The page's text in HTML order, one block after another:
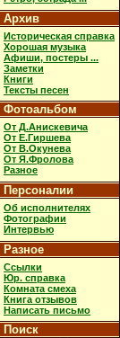
Архив
Историческая справка
Хорошая музыка
Афиши, постеры ...
Заметки
Книги
Тексты песен
Фотоальбом
От Д.Анискевича
От Е.Гиршева
От В.Окунева
От Я.Фролова
Разное
Персоналии
Об исполнителях
Фотографии
Интервью
Разное
Ссылки
Юр. справка
Комната смеха
Книга отзывов
Написать письмо
Поиск